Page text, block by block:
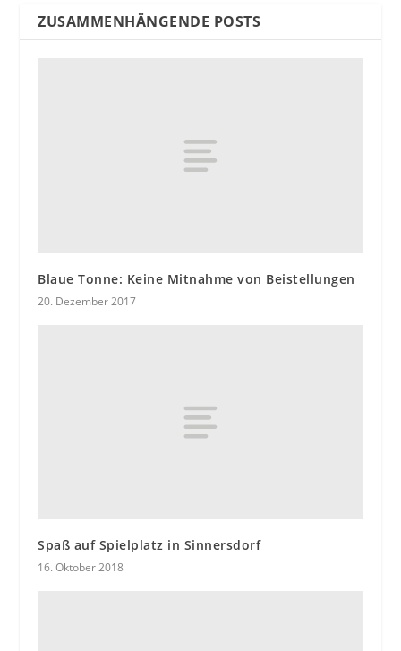
ZUSAMMENHÄNGENDE POSTS
Blaue Tonne: Keine Mitnahme von Beistellungen
20. Dezember 2017
Spaß auf Spielplatz in Sinnersdorf
16. Oktober 2018